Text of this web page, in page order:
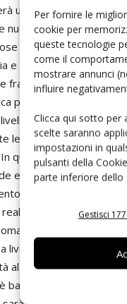
Per fornire le
cookie per
queste tecnologie
come il
mostrare annunci
influire
Clicca qui sotto per
scelte saranno
impostazioni in
pulsanti della
parte inferiore dello
Gestisci
un bilanciamento del
approcci verso
soluzioni di
e sistemi intelligenti
fra i produttori e i
potrebbe diventare un
di edifici, a persino
le apparecchiature di
questo contesto, i
e dettagliate sui profili
migliore e per
– con una
e alla fornitura.
livello di ogni
al prezzo
basso, e fornendo